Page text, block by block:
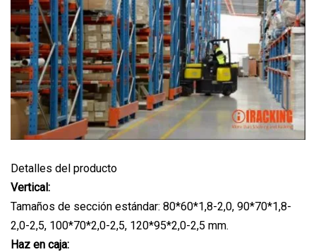
Detalles del producto
Vertical:
Tamaños de sección estándar: 80*60*1,8-2,0, 90*70*1,8-
2,0-2,5, 100*70*2,0-2,5, 120*95*2,0-2,5 mm.
Haz en caja: